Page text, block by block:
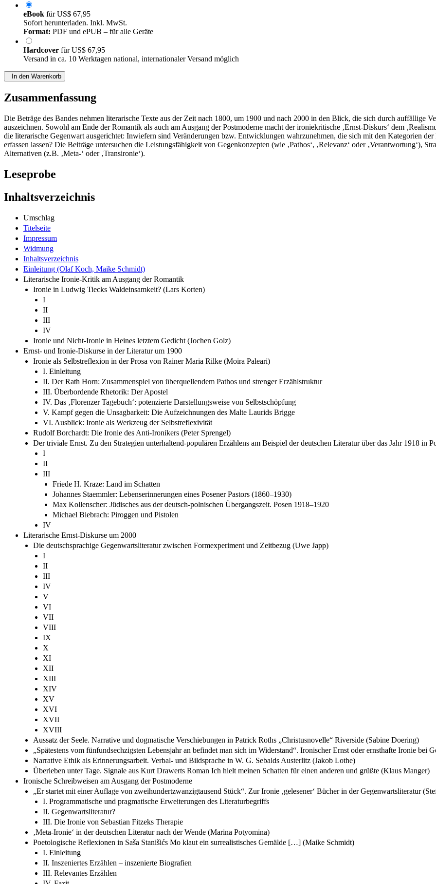
eBook fürUS$ 67,95
Sofort herunterladen. Inkl. MwSt.
Format: PDF und ePUB – für alle Geräte
Hardcover fürUS$ 67,95
Versand in ca. 10 Werktagen national, internationaler Versand möglich
In den Warenkorb
Zusammenfassung
Die Beträge des Bandes nehmen literarische Texte aus der Zeit nach 1800, um 1900 und nach 2000 in den Blick, die sich durch auffällige
auszeichnen. Sowohl am Ende der Romantik als auch am Ausgang der Postmoderne macht der ironiekritische ‚Ernst-Diskurs‘ dem
die literarische Gegenwart ausgerichtet: Inwiefern sind Veränderungen bzw. Entwicklungen wahrzunehmen, die sich mit den Kategorien
erfassen lassen? Die Beiträge untersuchen die Leistungsfähigkeit von Gegenkonzepten (wie ‚Pathos‘, ‚Relevanz‘ oder ‚Verantwortung‘),
Alternativen (z.B. ‚Meta-‘ oder ‚Transironie‘).
Leseprobe
Inhaltsverzeichnis
Umschlag
Titelseite
Impressum
Widmung
Inhaltsverzeichnis
Einleitung (Olaf Koch, Maike Schmidt)
Literarische Ironie-Kritik am Ausgang der Romantik
Ironie in Ludwig Tiecks Waldeinsamkeit? (Lars Korten)
I
II
III
IV
Ironie und Nicht-Ironie in Heines letztem Gedicht (Jochen Golz)
Ernst- und Ironie-Diskurse in der Literatur um 1900
Ironie als Selbstreflexion in der Prosa von Rainer Maria Rilke (Moira Paleari)
I. Einleitung
II. Der Rath Horn: Zusammenspiel von überquellendem Pathos und strenger Erzählstruktur
III. Überbordende Rhetorik: Der Apostel
IV. Das ‚Florenzer Tagebuch‘: potenzierte Darstellungsweise von Selbstschöpfung
V. Kampf gegen die Unsagbarkeit: Die Aufzeichnungen des Malte Laurids Brigge
VI. Ausblick: Ironie als Werkzeug der Selbstreflexivität
Rudolf Borchardt: Die Ironie des Anti-Ironikers (Peter Sprengel)
Der triviale Ernst. Zu den Strategien unterhaltend-populären Erzählens am Beispiel der deutschen Literatur über das Jahr 1918 in
I
II
III
Friede H. Kraze: Land im Schatten
Johannes Staemmler: Lebenserinnerungen eines Posener Pastors (1860–1930)
Max Kollenscher: Jüdisches aus der deutsch-polnischen Übergangszeit. Posen 1918–1920
Michael Biebrach: Piroggen und Pistolen
IV
Literarische Ernst-Diskurse um 2000
Die deutschsprachige Gegenwartsliteratur zwischen Formexperiment und Zeitbezug (Uwe Japp)
I
II
III
IV
V
VI
VII
VIII
IX
X
XI
XII
XIII
XIV
XV
XVI
XVII
XVIII
Aussatz der Seele. Narrative und dogmatische Verschiebungen in Patrick Roths „Christusnovelle“ Riverside (Sabine Doering)
„Spätestens vom fünfundsechzigsten Lebensjahr an befindet man sich im Widerstand“. Ironischer Ernst oder ernsthafte Ironie bei
Narrative Ethik als Erinnerungsarbeit. Verbal- und Bildsprache in W. G. Sebalds Austerlitz (Jakob Lothe)
Überleben unter Tage. Signale aus Kurt Drawerts Roman Ich hielt meinen Schatten für einen anderen und grüßte (Klaus Manger)
Ironische Schreibweisen am Ausgang der Postmoderne
„Er startet mit einer Auflage von zweihundertzwanzigtausend Stück“. Zur Ironie ‚gelesener‘ Bücher in der Gegenwartsliteratur
I. Programmatische und pragmatische Erweiterungen des Literaturbegriffs
II. Gegenwartsliteratur?
III. Die Ironie von Sebastian Fitzeks Therapie
‚Meta-Ironie‘ in der deutschen Literatur nach der Wende (Marina Potyomina)
Poetologische Reflexionen in Saša Stanišićs Mo klaut ein surrealistisches Gemälde […] (Maike Schmidt)
I. Einleitung
II. Inszeniertes Erzählen – inszenierte Biografien
III. Relevantes Erzählen